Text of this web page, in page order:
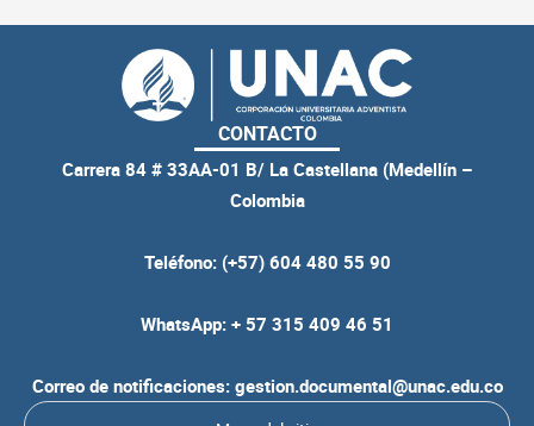
CONTACTO
Carrera 84 # 33AA-01 B/ La Castellana (Medellín –
Colombia
Teléfono: (+57) 604 480 55 90
WhatsApp: + 57 315 409 46 51
Correo de notificaciones: gestion.documental@unac.edu.co